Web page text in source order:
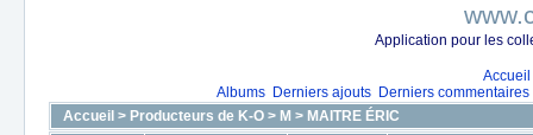
Application pour les
Accueil
Albums Derniers ajouts Derniers commentaires
Accueil > Producteurs de K-O > M > MAITRE ÉRIC